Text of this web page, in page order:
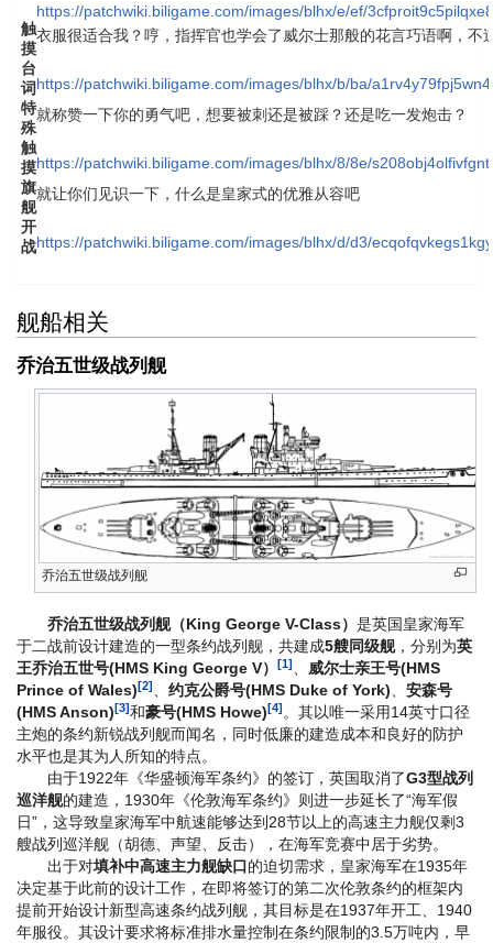
https://patchwiki.biligame.com/images/blhx/e/ef/
触
摸
台
词
衣服很适合我？哼，指挥官也学会了威尔士那般的花言巧语啊，
https://patchwiki.biligame.com/images/blhx/b/ba/
特
殊
触
摸
就称赞一下你的勇气吧，想要被刺还是被踩？还是吃一发炮击？
https://patchwiki.biligame.com/images/blhx/8/8e/
旗
舰
开
战
就让你们见识一下，什么是皇家式的优雅从容吧
https://patchwiki.biligame.com/images/blhx/d/d3/
舰船相关
乔治五世级战列舰
乔治五世级战列舰
乔治五世级战列舰（King George V-Class） 是英国皇家海军
于二战前设计建造的一型条约战列舰，共建成5艘同级舰，分别为英
王乔治五世号(HMS King George V）
[1]、 威尔士亲王号(HMS
Prince of Wales)[2]、 约克公爵号(HMS Duke of York)、 安森号
(HMS Anson)[3]和豪号(HMS Howe)[4]。其以唯一采用14英寸口径
主炮的条约新锐战列舰而闻名，同时低廉的建造成本和良好的防护
水平也是其为人所知的特点。
由于1922年《华盛顿海军条约》的签订，英国取消了G3型战列
巡洋舰的建造，1930年《伦敦海军条约》则进一步延长了“海军假
日”，这导致皇家海军中航速能够达到28节以上的高速主力舰仅剩3
艘战列巡洋舰（胡德、声望、反击），在海军竞赛中居于劣势。
出于对填补中高速主力舰缺口的迫切需求，皇家海军在1935年
决定基于此前的设计工作，在即将签订的第二次伦敦条约的框架内
提前开始设计新型高速条约战列舰，其目标是在1937年开工、1940
年服役。其设计要求将标准排水量控制在条约限制的3.5万吨内，早